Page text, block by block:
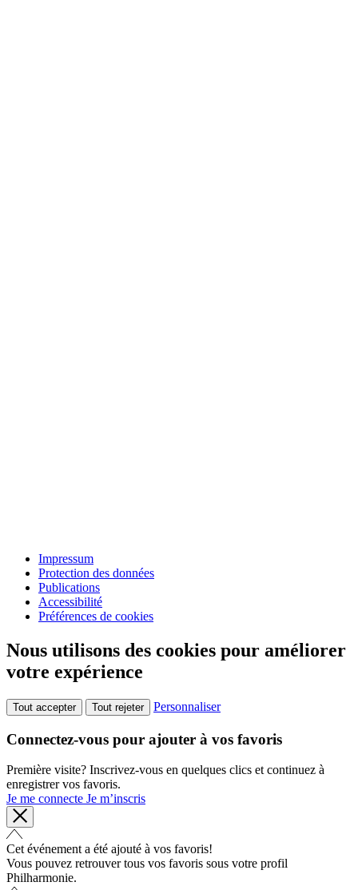
Impressum
Protection des données
Publications
Accessibilité
Préférences de cookies
Nous utilisons des cookies pour améliorer
votre expérience
Tout accepter Tout rejeter Personnaliser
Connectez-vous pour ajouter à vos favoris
Première visite? Inscrivez-vous en quelques clics et continuez à
enregistrer vos favoris.
Je me connecte Je m’inscris
Cet événement a été ajouté à vos favoris!
Vous pouvez retrouver tous vos favoris sous votre profil
Philharmonie.